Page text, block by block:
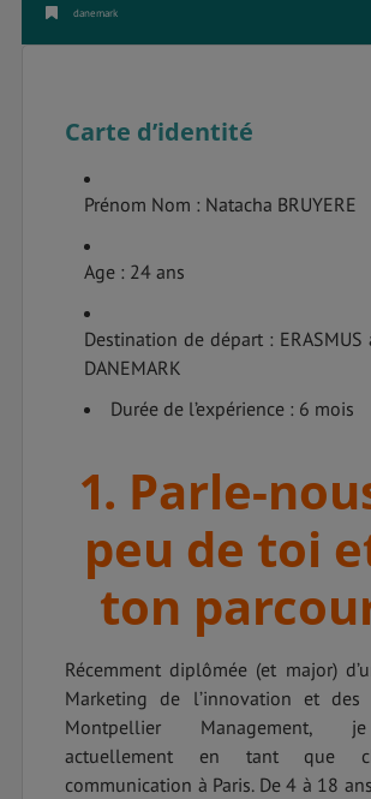
danemark
Carte d’identité
Prénom Nom : Natacha BRUYERE
Age : 24 ans
Destination de départ : ERASMUS
DANEMARK
Durée de l’expérience : 6 mois
1. Parle-
peu de toi
ton
Récemment diplômée (et major)
Marketing de l’innovation et des
Montpellier Management,
actuellement en tant que
communication à Paris. De 4 à 18